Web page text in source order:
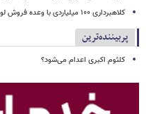
کلاهبرداری ۱۰۰ میلیاردی با وعده فروش لوازم خانگی ارزان
پربیننده‌ترین
کلثوم اکبری اعدام می‌شود؟